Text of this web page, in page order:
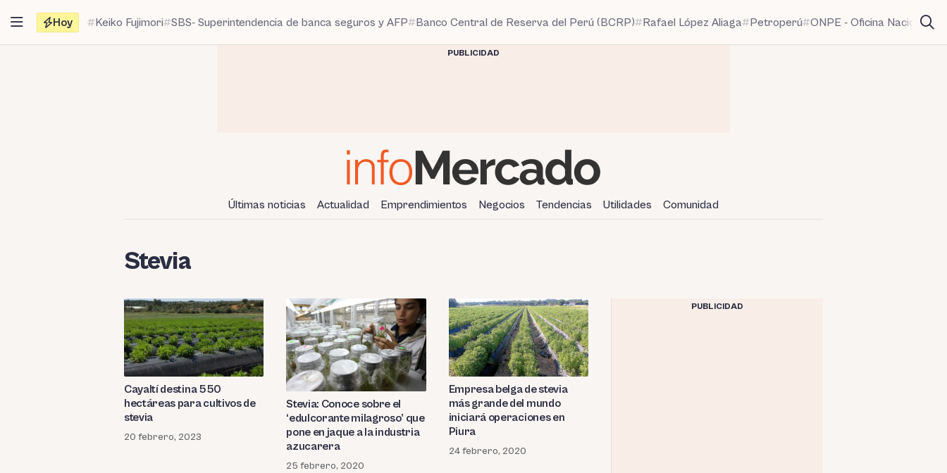
contenido
Hoy Keiko Fujimori SBS- Superintendencia de banca seguros y AFP Banco Central de Reserva del Perú (BCRP) Rafael López Aliaga Petroperú ONPE - Oficina Nacional
PUBLICIDAD
Últimas noticias Actualidad Emprendimientos Negocios Tendencias Utilidades Comunidad
Stevia
Cayaltí destina 550
hectáreas para cultivos de
stevia
20 febrero, 2023
Stevia: Conoce sobre el
‘edulcorante milagroso’ que
pone en jaque a la industria
azucarera
25 febrero, 2020
Empresa belga de stevia
más grande del mundo
iniciará operaciones en
Piura
24 febrero, 2020
PUBLICIDAD